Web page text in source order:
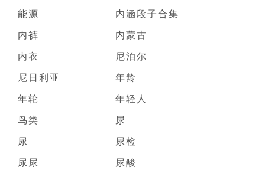
能源
内涵段子合集
内裤
内蒙古
内衣
尼泊尔
尼日利亚
年龄
年轮
年轻人
鸟类
尿
尿
尿检
尿尿
尿酸